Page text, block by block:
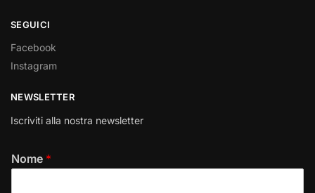
SEGUICI
Facebook
Instagram
NEWSLETTER
Iscriviti alla nostra newsletter
Nome *